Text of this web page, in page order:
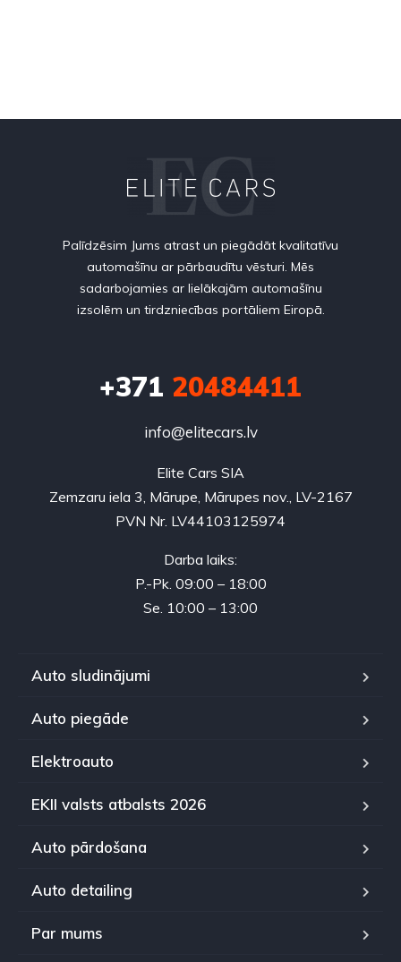
Palīdzēsim Jums atrast un piegādāt kvalitatīvu
automašīnu ar pārbaudītu vēsturi. Mēs
sadarbojamies ar lielākajām automašīnu
izsolēm un tirdzniecības portāliem Eiropā.
+371 20484411
info@elitecars.lv
Elite Cars SIA
Zemzaru iela 3, Mārupe, Mārupes nov., LV-2167
PVN Nr. LV44103125974
Darba laiks:
P.-Pk. 09:00 – 18:00
Se. 10:00 – 13:00
Auto sludinājumi
Auto piegāde
Elektroauto
EKII valsts atbalsts 2026
Auto pārdošana
Auto detailing
Par mums